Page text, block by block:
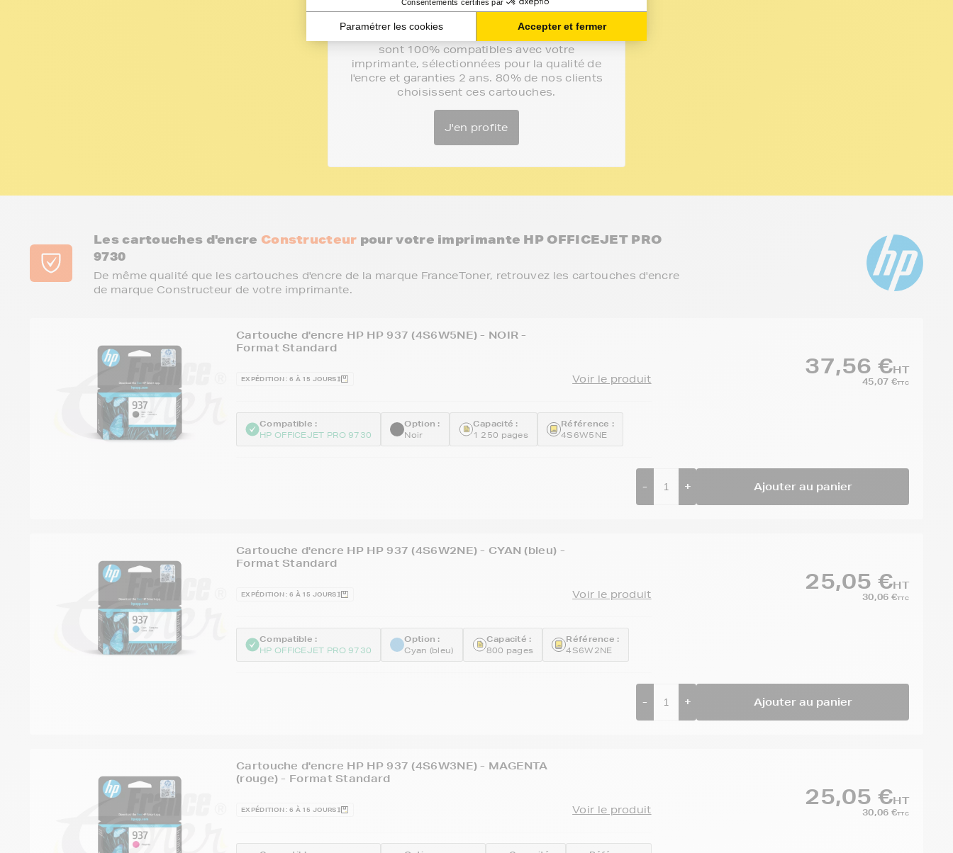
compatibles France Toner.
Toutes nos cartouches d'encre FranceToner
sont 100% compatibles avec votre
imprimante, sélectionnées pour la qualité de
l'encre et garanties 2 ans. 80% de nos clients
choisissent ces cartouches.
J'en profite
Les cartouches d'encre Constructeur pour votre imprimante HP OFFICEJET PRO
9730
De même qualité que les cartouches d'encre de la marque FranceToner, retrouvez les cartouches d'encre
de marque Constructeur de votre imprimante.
Cartouche d'encre HP HP 937 (4S6W5NE) - NOIR -
Format Standard
EXPÉDITION : 6 À 15 JOURS Voir le produit
Compatible :
HP OFFICEJET PRO 9730
Option :
Noir
Capacité :
1 250 pages
Référence :
4S6W5NE
37,56 €HT
45,07 €TTC
- + Ajouter au panier
Cartouche d'encre HP HP 937 (4S6W2NE) - CYAN (bleu) -
Format Standard
EXPÉDITION : 6 À 15 JOURS Voir le produit
Compatible :
HP OFFICEJET PRO 9730
Option :
Cyan (bleu)
Capacité :
800 pages
Référence :
4S6W2NE
25,05 €HT
30,06 €TTC
- + Ajouter au panier
Cartouche d'encre HP HP 937 (4S6W3NE) - MAGENTA
(rouge) - Format Standard
EXPÉDITION : 6 À 15 JOURS Voir le produit
25,05 €HT
30,06 €TTC